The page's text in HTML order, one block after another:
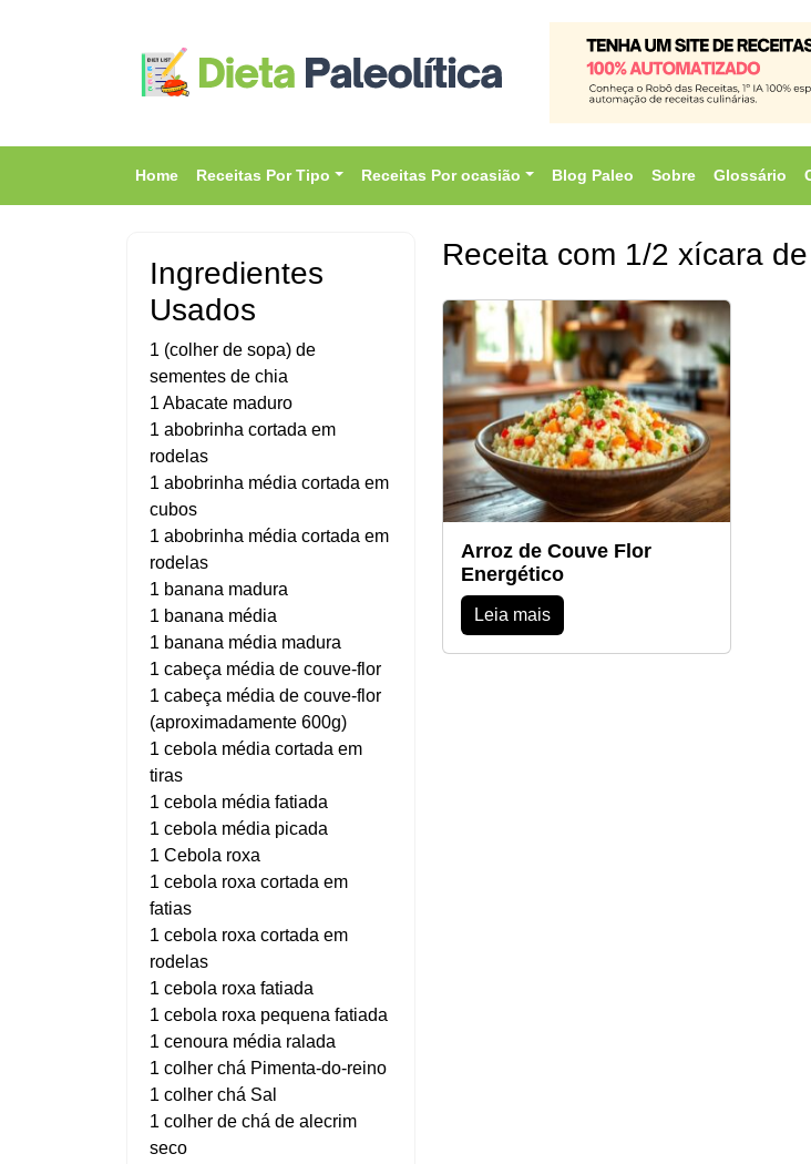
Home Receitas Por Tipo Receitas Por ocasião Blog Paleo Sobre Glossário
Ingredientes
Usados
1 (colher de sopa) de
sementes de chia
1 Abacate maduro
1 abobrinha cortada em
rodelas
1 abobrinha média cortada em
cubos
1 abobrinha média cortada em
rodelas
1 banana madura
1 banana média
1 banana média madura
1 cabeça média de couve-flor
1 cabeça média de couve-flor
(aproximadamente 600g)
1 cebola média cortada em
tiras
1 cebola média fatiada
1 cebola média picada
1 Cebola roxa
1 cebola roxa cortada em
fatias
1 cebola roxa cortada em
rodelas
1 cebola roxa fatiada
1 cebola roxa pequena fatiada
1 cenoura média ralada
1 colher chá Pimenta-do-reino
1 colher chá Sal
1 colher de chá de alecrim
seco
Receita com 1/2 xícara
Arroz de Couve Flor
Energético
Leia mais